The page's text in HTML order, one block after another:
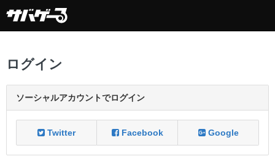
ログイン
ソーシャルアカウントでログイン
Twitter Facebook Google